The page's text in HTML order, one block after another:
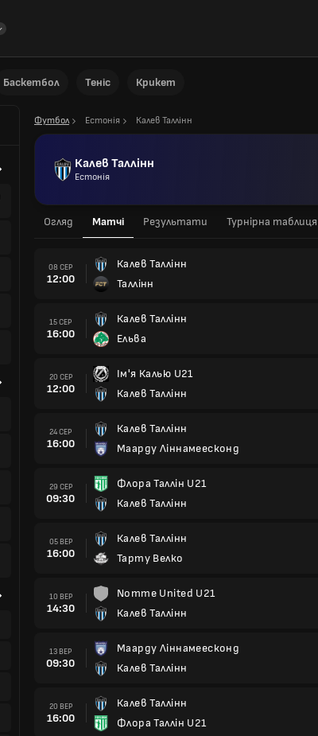
Баскетбол Теніс Крикет
Футбол Естонія Калев Таллінн
Калев Таллінн
Естонія
Огляд Матчі Результати Турнірна таблиця
08 СЕР
12:00
Калев Таллінн
Таллінн
15 СЕР
16:00
Калев Таллінн
Ельва
20 СЕР
12:00
Ім'я Калью U21
Калев Таллінн
24 СЕР
16:00
Калев Таллінн
Маарду Ліннамеесконд
29 СЕР
09:30
Флора Таллін U21
Калев Таллінн
05 ВЕР
16:00
Калев Таллінн
Тарту Велко
10 ВЕР
14:30
Nomme United U21
Калев Таллінн
13 ВЕР
09:30
Маарду Ліннамеесконд
Калев Таллінн
20 ВЕР
16:00
Калев Таллінн
Флора Таллін U21